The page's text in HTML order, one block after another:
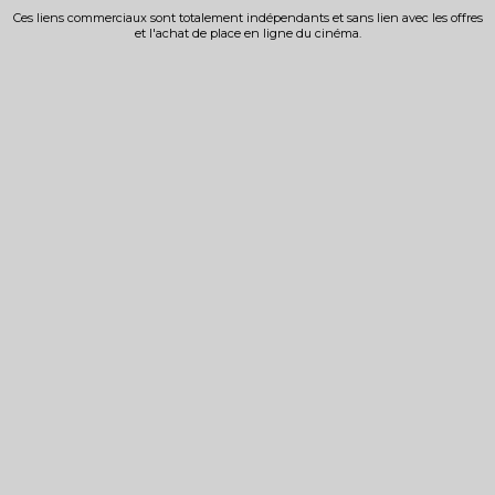
Ces liens commerciaux sont totalement indépendants et sans lien avec les offres
et l'achat de place en ligne du cinéma.